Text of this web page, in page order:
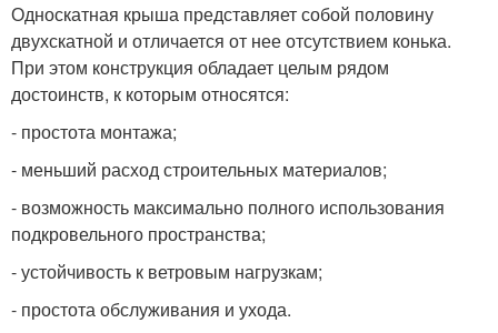
Односкатная крыша представляет собой половину
двухскатной и отличается от нее отсутствием конька.
При этом конструкция обладает целым рядом
достоинств, к которым относятся:
- простота монтажа;
- меньший расход строительных материалов;
- возможность максимально полного использования
подкровельного пространства;
- устойчивость к ветровым нагрузкам;
- простота обслуживания и ухода.